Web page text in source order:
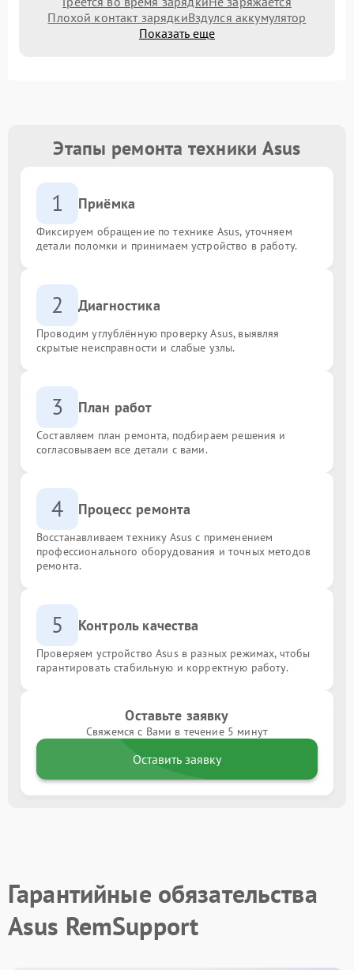
Плохой контакт зарядкиВздулся аккумулятор
Показать еще
Этапы ремонта техники Asus
1 Приёмка
Фиксируем обращение по технике Asus, уточняем
детали поломки и принимаем устройство в работу.
2 Диагностика
Проводим углублённую проверку Asus, выявляя
скрытые неисправности и слабые узлы.
3 План работ
Составляем план ремонта, подбираем решения и
согласовываем все детали с вами.
4 Процесс ремонта
Восстанавливаем технику Asus с применением
профессионального оборудования и точных методов
ремонта.
5 Контроль качества
Проверяем устройство Asus в разных режимах, чтобы
гарантировать стабильную и корректную работу.
Оставьте заявку
Свяжемся с Вами в течение 5 минут
Оставить заявку
Гарантийные обязательства
Asus RemSupport